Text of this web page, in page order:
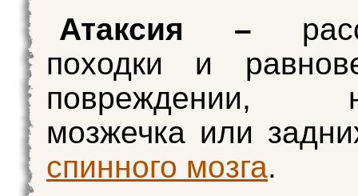
Атаксия –
походки и
повреждении,
мозжечка или
спинного мозга.